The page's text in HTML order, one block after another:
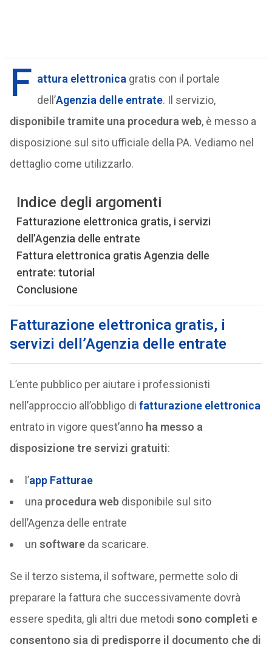
F attura elettronica gratis con il portale
dell’Agenzia delle entrate. Il servizio,
disponibile tramite una procedura web, è messo a
disposizione sul sito ufficiale della PA. Vediamo nel
dettaglio come utilizzarlo.
Indice degli argomenti
Fatturazione elettronica gratis, i servizi
dell’Agenzia delle entrate
Fattura elettronica gratis Agenzia delle
entrate: tutorial
Conclusione
Fatturazione elettronica gratis, i
servizi dell’Agenzia delle entrate
L’ente pubblico per aiutare i professionisti
nell’approccio all’obbligo di fatturazione elettronica
entrato in vigore quest’annoha messo a
disposizione tre servizi gratuiti:
l’app Fatturae
una procedura webdisponibile sul sito
dell’Agenza delle entrate
un softwareda scaricare.
Se il terzo sistema, il software, permette solo di
preparare la fattura che successivamente dovrà
essere spedita, gli altri due metodi sono completi e
consentono sia di predisporre il documento che di